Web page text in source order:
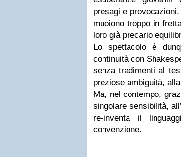
presagi e
muoiono troppo in
loro già precario
Lo spettacolo è
continuità con
senza tradimenti al
preziose ambiguità,
Ma, nel contempo,
singolare sensibilità,
re-inventa il
convenzione.